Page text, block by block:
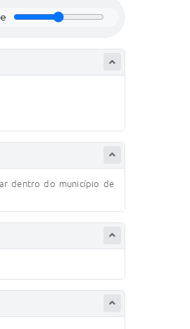
dentro do município de